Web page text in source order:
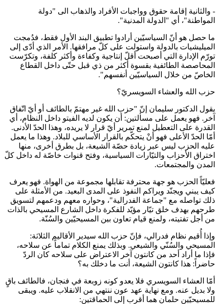
- والثانية إقامة حقوق وواجبات الأفراد والذهاب الى "دولة
المواطنة"، أي "الدولة المدنية".
ما حصل هو أنّ السياسيّين أرادوا تطبيق البند الأول فقط، فدُمجت
الميليشيات بالدولة واستولت على كلّ مرافقها. الأمر الذي أدّى إلى
تورّم الإدارة التي أصبحت أقلّ إنتاجية وكفاءة وأكثر كلفة، وتكرّست
المحاصصة الطائفية بقسوة أكثر من ذي قبل حتّى داخل القطاع
الخاصّ من خلال السياسيّين أنفسهم".
حزب الله والعشاء السويسريّ؟
يقول الدكتور سليمان إنّ "حزب الله غير مهتمّ بالطائف أو أيّ اتّفاق
آخر. فهو يعمل على مسألتين: أن يكون لديه الفيتو داخل النظام، أي
القدرة على التعطيل لمنع تمرير أيّ قرار لا يريده، وهذا الحدّ الأدنى.
أمّا الحدّ الأعلى فهو أنْ يتحكّم بالقرار الأساسي للبلاد. وهذا ما يعمل
عليه الحزب ليس عبر زيادة حصّة الشيعة، بل بطرق أخرى، منها
اختراق الأحزاب والتيّارات السياسية، وفتح قنوات خاصّة له داخل كلّ
المدن والمجتمعات.
فعليّاً الحزب هو جهة محترفة تقابلها مجموعة من الهواة. فهو يعرف
كيف يبني ويجنّد ويراكم النفوذ على المدى البعيد. من الأمثلة على
ذلك تواصله مع "جماعة الفدرالية"، وحواره معهم ودعمهم لتسويق
طرحهم بهدف خلق تيّار مؤيّد للفكرة داخل الشارع المسيحي بالذات
من أجل تفتيته، ولمنع قيام تعاون بين المسيحيّين والسُنّة.
وإذا أُقيم نظام فدرالي، فإنّ حزب الله سيدير الأقاليم الثلاثة:
المسيحي والسُنّي والشيعي. وبذلك يمنع الكلام تماماً عن سلاحه،
فإذا ما أراد أحد من كانتون آخر الاعتراض على سلاحه كان الردّ
حاضراً: هذا كانتون الشيعة، أنت ما دخلك به؟
أمّا العشاء السويسري فلا يعدو كونه زوبعة في فنجان، فالطائف باقٍ
ولا بديل عنه. ومع نهاية عهد عون ننتهي من الانقلاب عليه. ويبقى
للمسيحيّين حلمان هما أقرب إلى الحماقتين: